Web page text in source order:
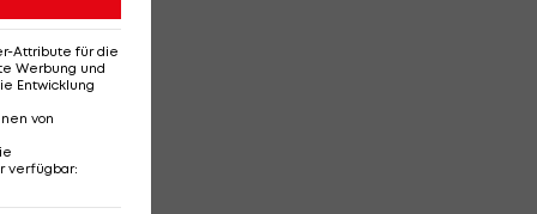
Attribute für die
Werbung und
Entwicklung
von
verfügbar: